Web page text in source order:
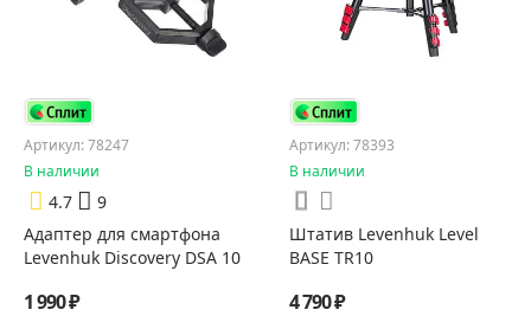
Артикул: 78247
В наличии
4.7
9
Адаптер для смартфона
Levenhuk Discovery DSA 10
1 990 ₽
Артикул: 78393
В наличии
Штатив Levenhuk Level
BASE TR10
4 790 ₽